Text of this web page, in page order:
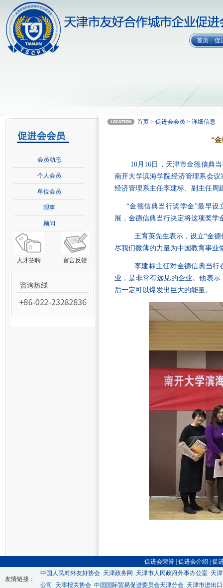
首页 促
会员动态
个人会员
单位会员
理事
顾问
人才招聘 留言反馈
首页 > 促进会会员 > 详细信息
“
10月 16 日，天津市金德信典
南开大学滨海学院经济管理系会
经济管理系主任李建标、副主任周
“金德信典当行奖学金”最早设
展，金德信典当行决定将这项奖学
王育英先生表示，设立“金
尽我们微薄的力量为中国教育事业
李建标主任对金德信典当行
业，是非常有远见的企业。他表
后一定可以爆发出巨大的能量。
促进会荣誉 促进会介绍 促
友情链接：
中国人民对外友好协会 天津政务网 天津市人民政府外事办公室 天
公司
天津报关协会 中国国际贸易促进委员会天津分会 天津市进出